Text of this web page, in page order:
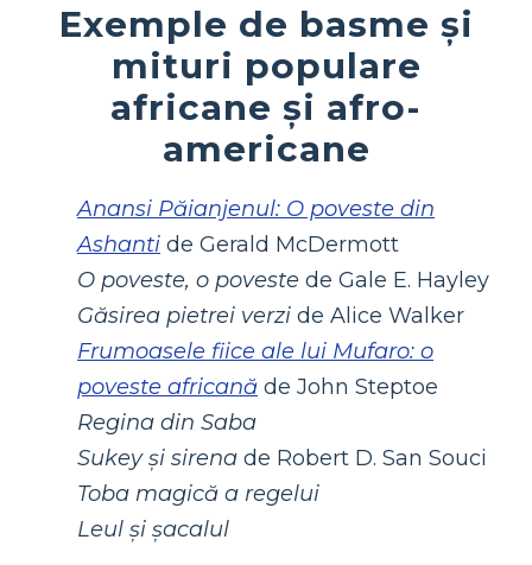
Exemple de basme și
mituri populare
africane și afro-
americane
Anansi Păianjenul: O poveste din
Ashanti de Gerald McDermott
O poveste, o poveste de Gale E. Hayley
Găsirea pietrei verzi de Alice Walker
Frumoasele fiice ale lui Mufaro: o
poveste africană de John Steptoe
Regina din Saba
Sukey și sirena de Robert D. San Souci
Toba magică a regelui
Leul și șacalul